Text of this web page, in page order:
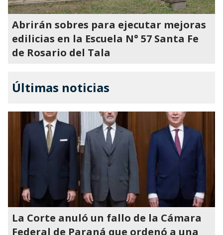
Abrirán sobres para ejecutar mejoras
edilicias en la Escuela N° 57 Santa Fe
de Rosario del Tala
Últimas noticias
La Corte anuló un fallo de la Cámara
Federal de Paraná que ordenó a una